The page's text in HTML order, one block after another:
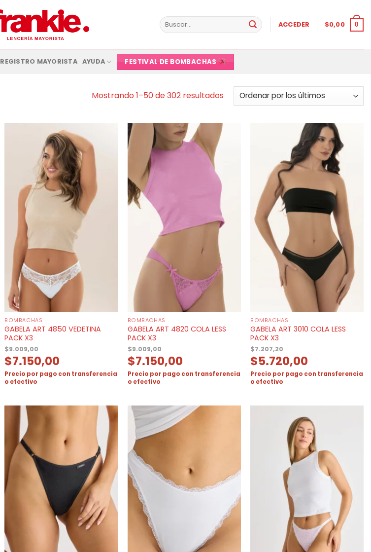
Buscar
por:
ACCEDER $0,00 0
REGISTRO MAYORISTA AYUDA FESTIVAL DE BOMBACHAS
Mostrando 1–50 de 302 resultadosOrdenado
por
BOMBACHAS
GABELA ART 4850 VEDETINA
PACK X3
$9.009,00
$7.150,00
Precio por pago con transferencia
o efectivo
BOMBACHAS
GABELA ART 4820 COLA LESS
PACK X3
$9.009,00
$7.150,00
Precio por pago con transferencia
o efectivo
BOMBACHAS
GABELA ART 3010 COLA LESS
PACK X3
$7.207,20
$5.720,00
Precio por pago con transferencia
o efectivo